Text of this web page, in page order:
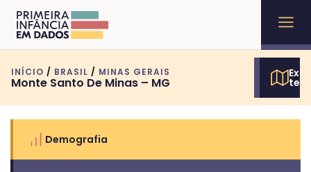
INÍCIO / BRASIL / MINAS GERAIS
Monte Santo De Minas – MG
Demografia